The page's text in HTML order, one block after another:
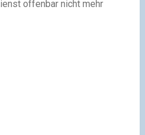
offenbar nicht mehr